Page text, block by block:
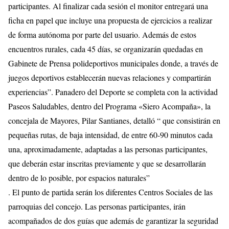
participantes. Al finalizar cada sesión el monitor entregará una
ficha en papel que incluye una propuesta de ejercicios a realizar
de forma autónoma por parte del usuario. Además de estos
encuentros rurales, cada 45 días, se organizarán quedadas en
Gabinete de Prensa polideportivos municipales donde, a través de
juegos deportivos establecerán nuevas relaciones y compartirán
experiencias”. Panadero del Deporte se completa con la actividad
Paseos Saludables, dentro del Programa «Siero Acompaña», la
concejala de Mayores, Pilar Santianes, detalló “ que consistirán en
pequeñas rutas, de baja intensidad, de entre 60-90 minutos cada
una, aproximadamente, adaptadas a las personas participantes,
que deberán estar inscritas previamente y que se desarrollarán
dentro de lo posible, por espacios naturales”
. El punto de partida serán los diferentes Centros Sociales de las
parroquias del concejo. Las personas participantes, irán
acompañados de dos guías que además de garantizar la seguridad